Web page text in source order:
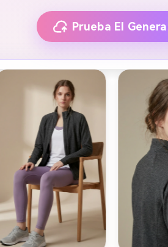
Prueba El